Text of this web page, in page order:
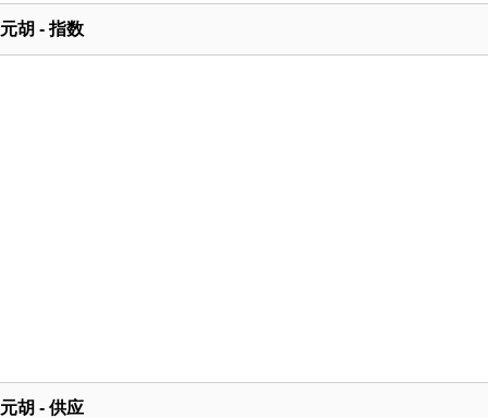
元胡 - 指数
元胡 - 供应